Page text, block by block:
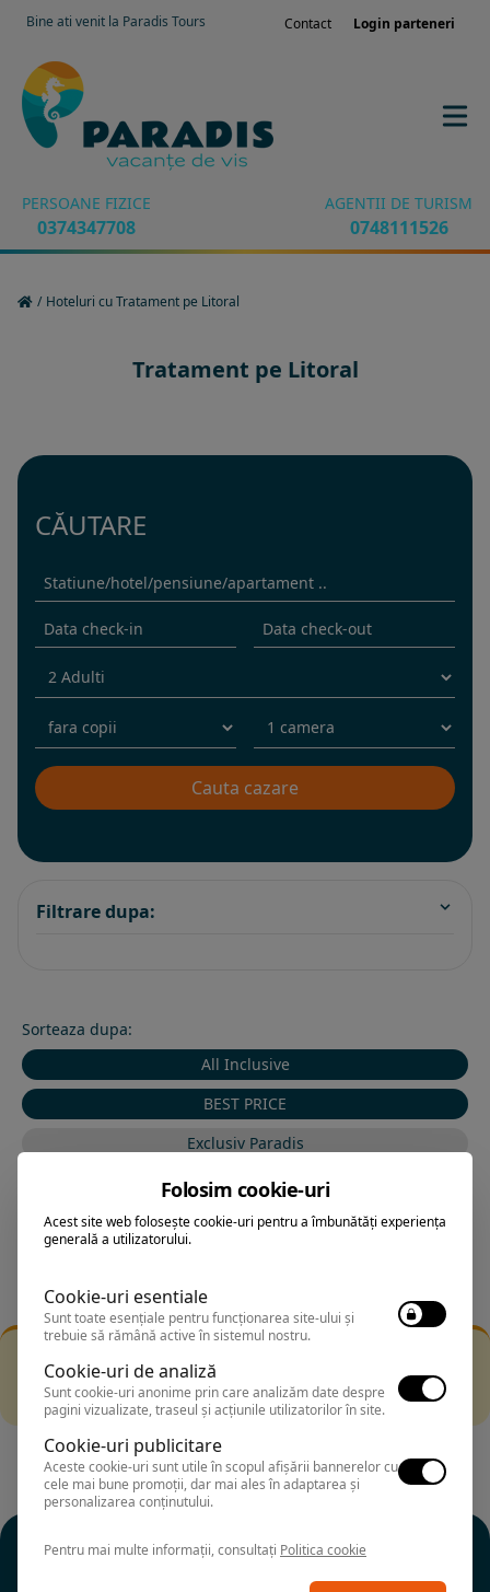
Bine ati venit la Paradis Tours Contact Login parteneri
PERSOANE FIZICE
0374347708
AGENTII DE TURISM
0748111526
/ Hoteluri cu Tratament pe Litoral
Tratament pe Litoral
CĂUTARE
Filtrare dupa:
Sorteaza dupa:
All Inclusive
BEST PRICE
Exclusiv Paradis
Stele 1-5
Stele 5-1
Incearca sa folosesti o cautarea mai generala sau alege
alte fitre.
Folosim cookie-uri
Acest site web folosește cookie-uri pentru a îmbunătăți experiența
generală a utilizatorului.
Cookie-uri esentiale
Sunt toate esențiale pentru funcționarea site-ului și
trebuie să rămână active în sistemul nostru.
Cookie-uri de analiză
Sunt cookie-uri anonime prin care analizăm date despre
pagini vizualizate, traseul și acțiunile utilizatorilor în site.
Cookie-uri publicitare
Aceste cookie-uri sunt utile în scopul afișării bannerelor cu
cele mai bune promoții, dar mai ales în adaptarea și
personalizarea conținutului.
Pentru mai multe informații, consultați Politica cookie